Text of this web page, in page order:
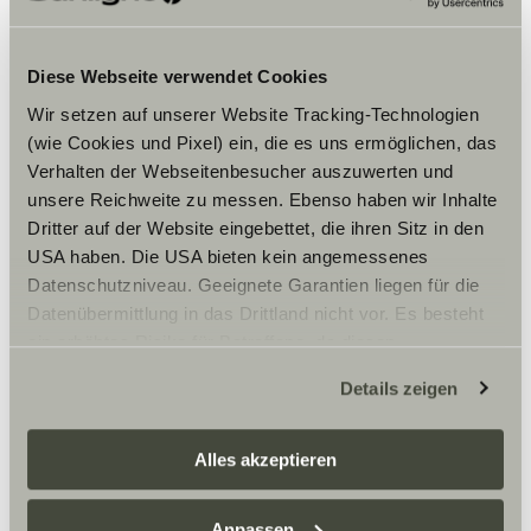
Diese Webseite verwendet Cookies
Wir setzen auf unserer Website Tracking-Technologien
(wie Cookies und Pixel) ein, die es uns ermöglichen, das
Verhalten der Webseitenbesucher auszuwerten und
unsere Reichweite zu messen. Ebenso haben wir Inhalte
Dritter auf der Website eingebettet, die ihren Sitz in den
USA haben. Die USA bieten kein angemessenes
Datenschutzniveau. Geeignete Garantien liegen für die
Datenübermittlung in das Drittland nicht vor. Es besteht
ein erhöhtes Risiko für Betroffene, da diesen
zustehen. Eingesetzte Dienstleister können Daten für
eigene Zwecke verarbeiten und mit anderen Daten
zusammenführen. Weitere Informationen finden Sie hier:
Datenschutzerklärung
Details zeigen
Alles akzeptieren
CLIFF 540
ROOT